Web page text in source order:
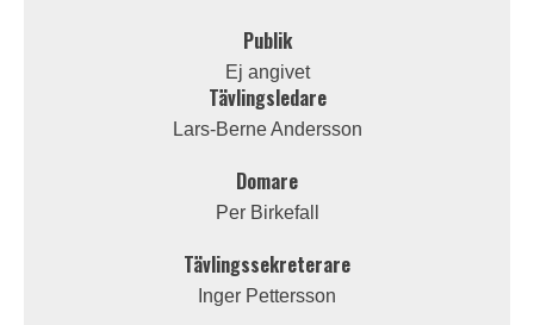
Publik
Ej angivet
Tävlingsledare
Lars-Berne Andersson
Domare
Per Birkefall
Tävlingssekreterare
Inger Pettersson